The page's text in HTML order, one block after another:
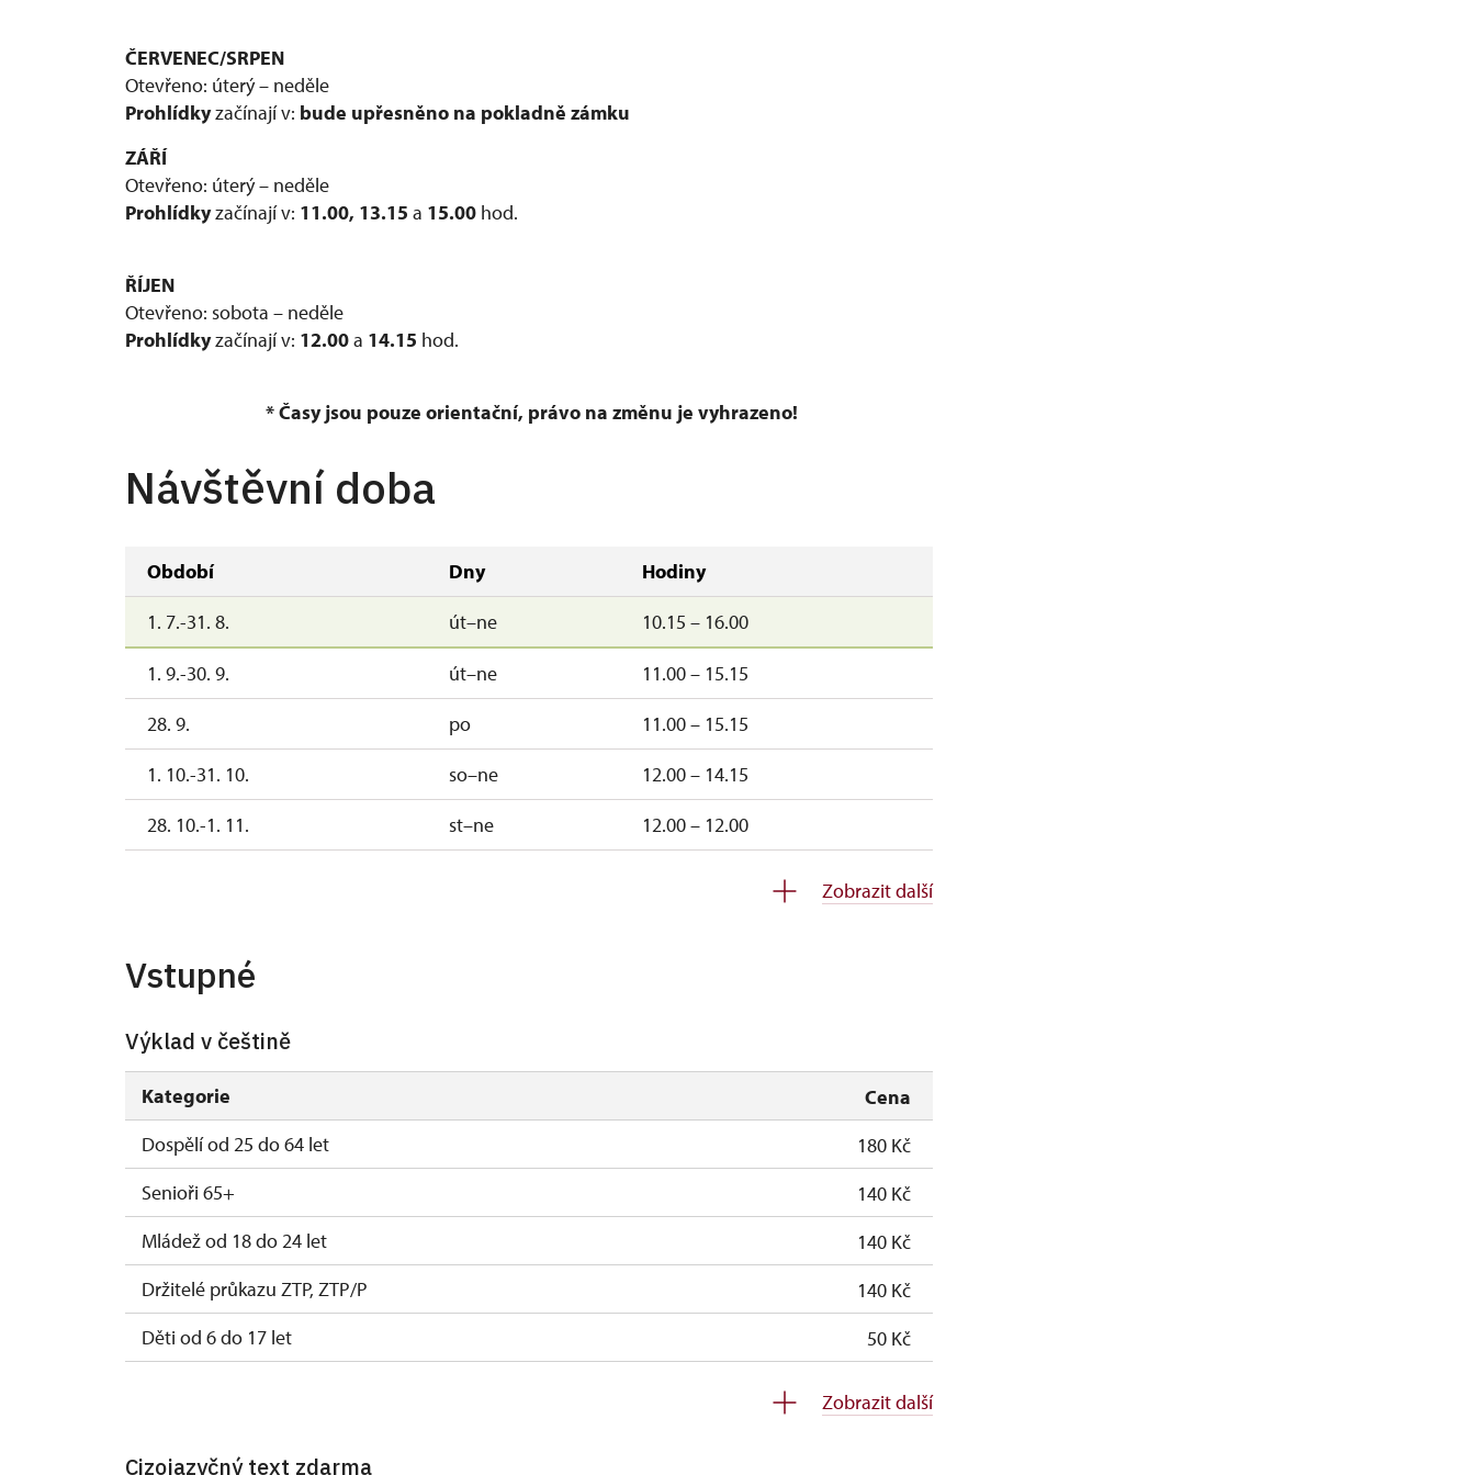
ČERVENEC/SRPEN
Otevřeno: úterý – neděle
Prohlídkyzačínají v: bude upřesněno na pokladně zámku
ZÁŘÍ
Otevřeno: úterý – neděle
Prohlídkyzačínají v: 11.00, 13.15 a 15.00 hod.
ŘÍJEN
Otevřeno: sobota – neděle
Prohlídkyzačínají v: 12.00a 14.15 hod.
* Časy jsou pouze orientační, právo na změnu je vyhrazeno!
Návštěvní doba
Období Dny
Hodiny
1. 7.-31. 8.
út–ne 10.15 – 16.00
1. 9.-30. 9. út–ne
11.00 – 15.15
28. 9.
po
11.00 – 15.15
1. 10.-31. 10.
so–ne
12.00 – 14.15
28. 10.-1. 11.
st–ne
12.00 – 12.00
1. 1.-2. 4.
Zobrazit další
Vstupné
Výklad v češtině
Kategorie
Cena
Dospělí od 25 do 64 let
180 Kč
Senioři 65+
140 Kč
Mládež od 18 do 24 let
140 Kč
Držitelé průkazu ZTP, ZTP/P
140 Kč
Děti od 6 do 17 let
50 Kč
Zobrazit další
Cizojazyčný text zdarma